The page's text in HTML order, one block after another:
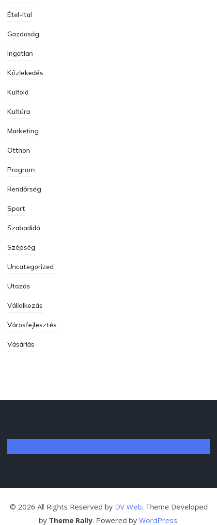
Étel-Ital
Gazdaság
Ingatlan
Közlekedés
Külföld
Kultúra
Marketing
Otthon
Program
Rendőrség
Sport
Szabadidő
Szépség
Uncategorized
Utazás
Vállalkozás
Városfejlesztés
Vásárlás
© 2026 All Rights Reserved by DV Web. Theme Developed
by Theme Rally. Powered by WordPress.